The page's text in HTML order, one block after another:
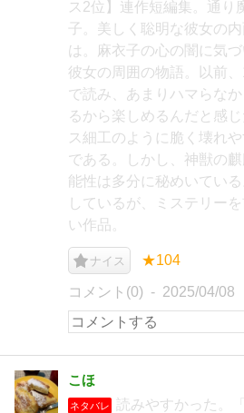
ス2位】連作短編集。通り
子。美しく聡明な彼女の
は。麻衣子の心の闇に気
彼女の周囲の物語。以前
で読み、あまりハマらな
るから楽しめるんだと感
ス細工のように脆く壊れ
である。しかし、神獣の
能性は多分に秘めいてい
しているが、ミステリー
い作品。
ナイス ★104
コメント(0) 2025/04/08
こほ
ネタバレ
読みやすかった。